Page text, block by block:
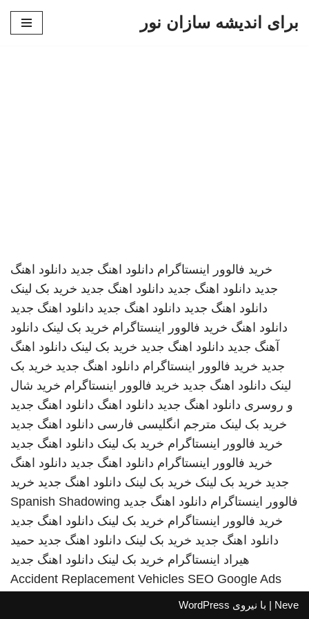
برای اندیشه سازان نور
خرید فالوور اینستاگرام دانلود اهنگ جدید دانلود اهنگ
جدید دانلود اهنگ جدید دانلود اهنگ جدید خرید بک لینک
دانلود اهنگ جدید دانلود اهنگ جدید دانلود اهنگ جدید
دانلود اهنگ خرید فالوور اینستاگرام خرید بک لینک دانلود
آهنگ جدید دانلود اهنگ جدید خرید بک لینک دانلود اهنگ
جدید خرید فالوور اینستاگرام دانلود اهنگ جدید خرید بک
لینک دانلود اهنگ جدید خرید فالوور اینستاگرام خرید شال
و روسری دانلود اهنگ جدید دانلود اهنگ دانلود اهنگ جدید
خرید بک لینک مترجم انگلیسی فارسی دانلود اهنگ جدید
خرید فالوور اینستاگرام خرید بک لینک دانلود اهنگ جدید
خرید فالوور اینستاگرام دانلود اهنگ جدید دانلود اهنگ
جدید خرید بک لینک خرید بک لینک دانلود اهنگ جدید خرید
فالوور اینستاگرام دانلود اهنگ جدید Spanish Shadowing
خرید فالوور اینستاگرام خرید بک لینک دانلود اهنگ جدید
دانلود اهنگ جدید خرید بک لینک دانلود اهنگ جدید حمید
هیراد اینستاگرام خرید بک لینک دانلود اهنگ جدید
Accident Replacement Vehicles SEO Google Ads
Neve | با نیروی WordPress